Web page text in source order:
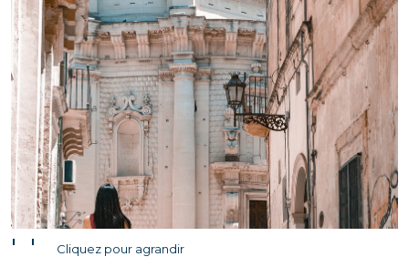
' '
Cliquez pour agrandir